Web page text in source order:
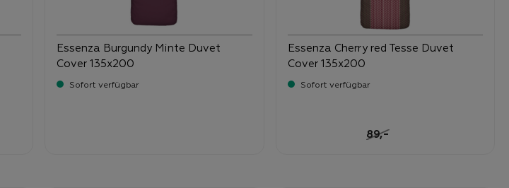
Essenza Burgundy Minte Duvet
Cover 135x200
Sofort verfügbar
Essenza Cherry red Tesse Duvet
Cover 135x200
Sofort verfügbar
Regulärer Preis:
89,-
Verkaufspreis: